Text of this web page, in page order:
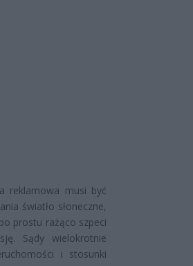
reklamowa musi być
światło słoneczne,
prostu rażąco szpeci
Sądy wielokrotnie
i stosunki